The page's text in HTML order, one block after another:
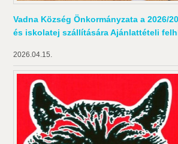
Vadna Község Önkormányzata a 2026/
és iskolatej szállítására Ajánlattételi
2026.04.15.